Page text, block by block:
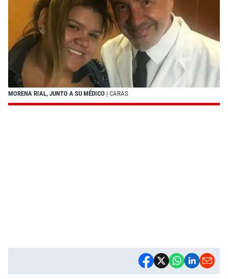
MORENA RIAL, JUNTO A SU MÉDICO | CARAS